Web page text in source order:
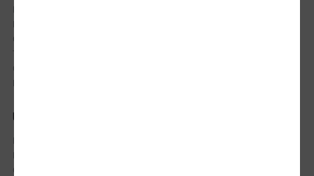
Istoric comenzi
Mostre si Conditii Retur Marfa
Cum comanzi
Termen de livrare
Costuri de livrare
Politica de returnare a produselor
UTILE
Despre Noi
Echipa Update Advertising
CSR si Implicare sociala